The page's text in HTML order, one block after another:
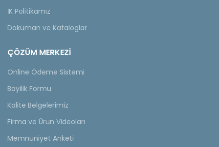
İK Politikamız
Döküman ve Kataloglar
ÇÖZÜM MERKEZİ
Online Ödeme Sistemi
Bayilik Formu
Kalite Belgelerimiz
Firma ve Ürün Videoları
Memnuniyet Anketi